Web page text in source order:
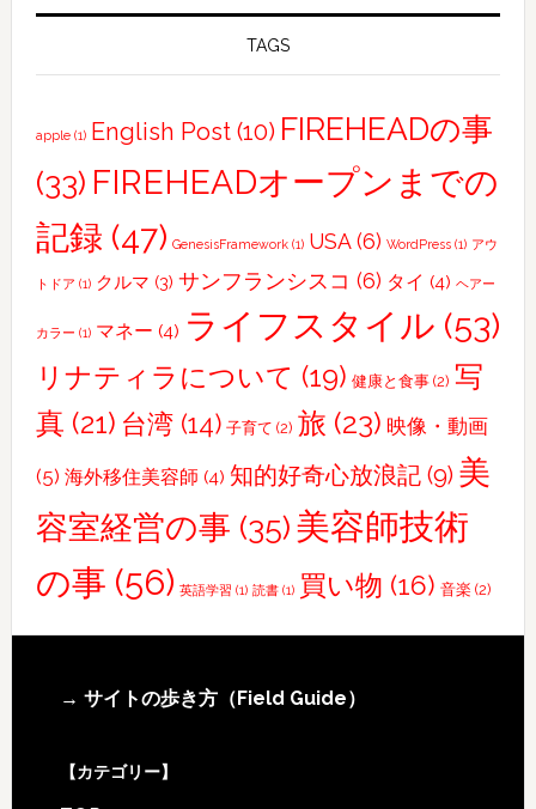
さ
募
し
ま
す
TAGS
apple(1) English Post(10) FIREHEADの事
(33) FIREHEADオープンまでの
記録 (47) GenesisFramework(1) USA(6) WordPress(1) アウ
トドア (1) クルマ (3) サンフランシスコ (6) タイ (4) ヘアー
カラー (1) マネー (4) ライフスタイル (53)
リナティラについて (19) 健康と食事(2) 写
真 (21) 台湾(14) 子育て (2) 旅 (23) 映像・動画
(5) 海外移住美容師 (4) 知的好奇心放浪記(9) 美
容室経営の事 (35)美容師技術
の事 (56) 英語学習 (1) 読書(1) 買い物 (16) 音楽(2)
Footer
→ サイトの歩き方（Field Guide）
【カテゴリー】